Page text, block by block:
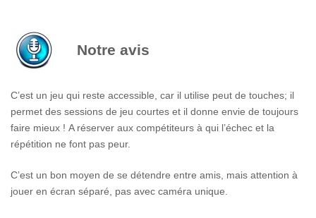
Notre avis
C’est un jeu qui reste accessible, car il utilise peut de touches; il
permet des sessions de jeu courtes et il donne envie de toujours
faire mieux ! A réserver aux compétiteurs à qui l’échec et la
répétition ne font pas peur.
C’est un bon moyen de se détendre entre amis, mais attention à
jouer en écran séparé, pas avec caméra unique.